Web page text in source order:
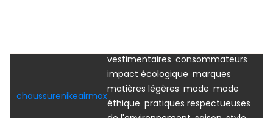
chaussurenikeairmax
vestimentaires consommateurs
impact écologique marques
matières légères mode mode
éthique pratiques respectueuses